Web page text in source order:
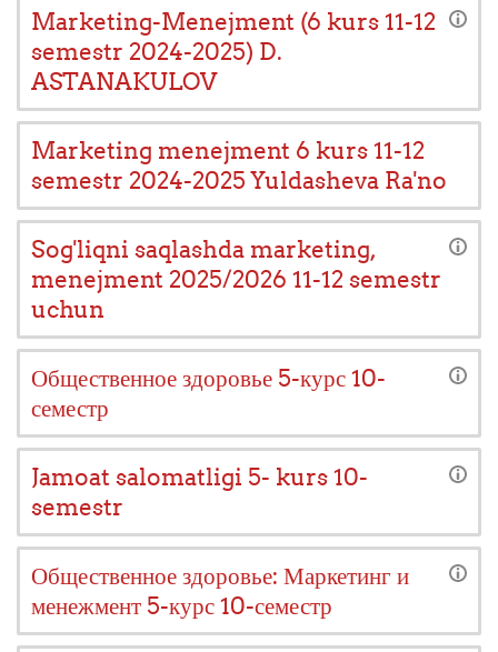
Marketing-Menejment (6 kurs 11-12
semestr 2024-2025) D.
ASTANAKULOV
Marketing menejment 6 kurs 11-12
semestr 2024-2025 Yuldasheva Ra'no
Sog'liqni saqlashda marketing,
menejment 2025/2026 11-12 semestr
uchun
Общественное здоровье 5-курс 10-
семестр
Jamoat salomatligi 5- kurs 10-
semestr
Общественное здоровье: Маркетинг и
менежмент 5-курс 10-семестр